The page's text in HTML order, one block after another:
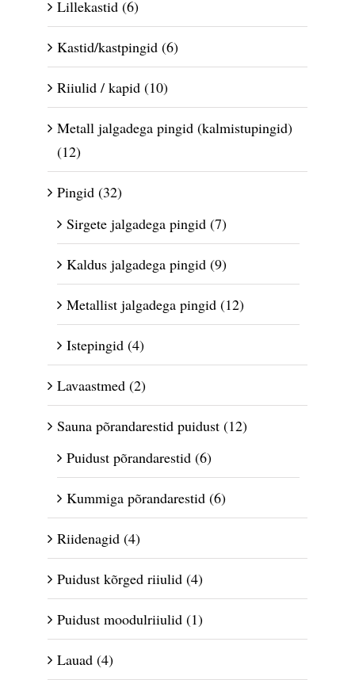
Lillekastid (6)
Kastid/kastpingid (6)
Riiulid / kapid (10)
Metall jalgadega pingid (kalmistupingid)
(12)
Pingid (32)
Sirgete jalgadega pingid (7)
Kaldus jalgadega pingid (9)
Metallist jalgadega pingid (12)
Istepingid (4)
Lavaastmed (2)
Sauna põrandarestid puidust (12)
Puidust põrandarestid (6)
Kummiga põrandarestid (6)
Riidenagid (4)
Puidust kõrged riiulid (4)
Puidust moodulriiulid (1)
Lauad (4)